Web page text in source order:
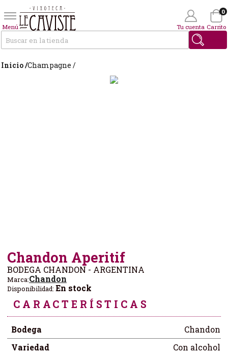
Menú Tu cuenta Carrito
0
Inicio /Champagne /
Chandon Aperitif
BODEGA CHANDON - ARGENTINA
Marca:Chandon
Disponibilidad: En stock
CARACTERÍSTICAS
Bodega
Chandon
Variedad
Con alcohol